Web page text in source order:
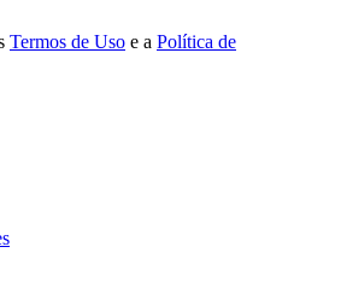
Termos de Uso e a Política de